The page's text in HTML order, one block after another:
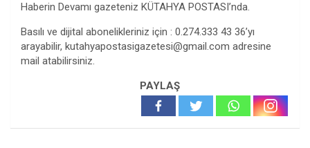
Haberin Devamı gazeteniz KÜTAHYA POSTASI’nda.
Basılı ve dijital abonelikleriniz için : 0.274.333 43 36’yı
arayabilir, kutahyapostasigazetesi@gmail.com adresine
mail atabilirsiniz.
PAYLAŞ